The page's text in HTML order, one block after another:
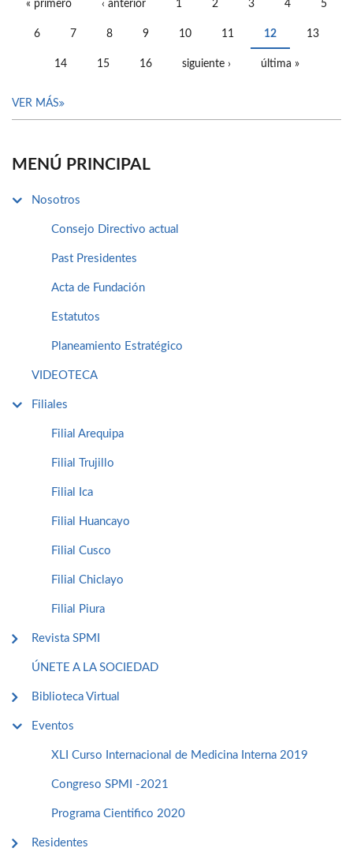
« primero ‹ anterior 1 2 3 4 5
6 7 8 9 10 11 12 13
14 15 16 siguiente › última »
VER MÁS
MENÚ PRINCIPAL
Nosotros
Consejo Directivo actual
Past Presidentes
Acta de Fundación
Estatutos
Planeamiento Estratégico
VIDEOTECA
Filiales
Filial Arequipa
Filial Trujillo
Filial Ica
Filial Huancayo
Filial Cusco
Filial Chiclayo
Filial Piura
Revista SPMI
ÚNETE A LA SOCIEDAD
Biblioteca Virtual
Eventos
XLI Curso Internacional de Medicina Interna 2019
Congreso SPMI -2021
Programa Cientifico 2020
Residentes